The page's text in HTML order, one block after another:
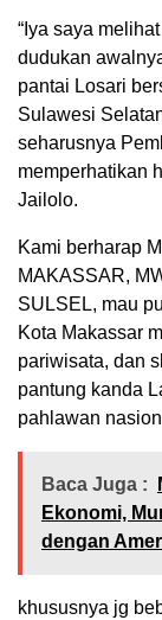
“Iya saya
dudukan
pantai Losari
Sulawesi
seharusnya
memperhatikan
Jailolo.
Kami berharap
MAKASSAR,
SULSEL, mau
Kota Makassar
pariwisata, dan
pantung kanda
pahlawan
Baca Juga :
Ekonomi,
dengan
khususnya jg